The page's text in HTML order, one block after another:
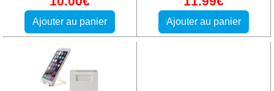
Ajouter au panier Ajouter au panier